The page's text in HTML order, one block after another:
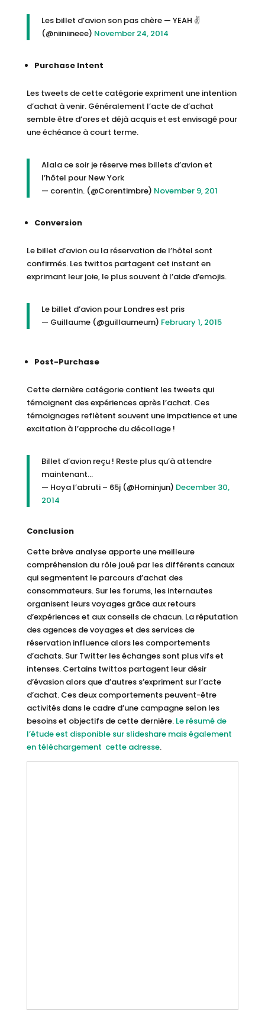
Les billet d’avion son pas chère — YEAH ✌️
(@niiniineee) November 24, 2014
Purchase Intent
Les tweets de cette catégorie expriment une intention
d’achat à venir. Généralement l’acte de d’achat
semble être d’ores et déjà acquis et est envisagé pour
une échéance à court terme.
Alala ce soir je réserve mes billets d’avion et
l’hôtel pour New York
— corentin. (@Corentimbre) November 9, 201
Conversion
Le billet d’avion ou la réservation de l’hôtel sont
confirmés. Les twittos partagent cet instant en
exprimant leur joie, le plus souvent à l’aide d’emojis.
Le billet d’avion pour Londres est pris
— Guillaume (@guillaumeum) February 1, 2015
Post-Purchase
Cette dernière catégorie contient les tweets qui
témoignent des expériences après l’achat. Ces
témoignages reflètent souvent une impatience et une
excitation à l’approche du décollage !
Billet d’avion reçu ! Reste plus qu’à attendre
maintenant…
— Hoya l’abruti – 65j (@Hominjun) December 30,
2014
Conclusion
Cette brève analyse apporte une meilleure
compréhension du rôle joué par les différents canaux
qui segmentent le parcours d’achat des
consommateurs. Sur les forums, les internautes
organisent leurs voyages grâce aux retours
d’expériences et aux conseils de chacun. La réputation
des agences de voyages et des services de
réservation influence alors les comportements
d’achats. Sur Twitter les échanges sont plus vifs et
intenses. Certains twittos partagent leur désir
d’évasion alors que d’autres s’expriment sur l’acte
d’achat. Ces deux comportements peuvent-être
activités dans le cadre d’une campagne selon les
besoins et objectifs de cette dernière. Le résumé de
l’étude est disponible sur slideshare mais également
en téléchargement cette adresse.